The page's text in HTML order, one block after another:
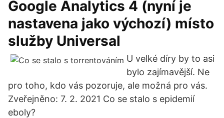
Google Analytics 4 (nyní je
nastavena jako výchozí) místo
služby Universal
U velké díry by to asi
bylo zajímavější. Ne
pro toho, kdo vás pozoruje, ale možná pro vás.
Zveřejněno: 7. 2. 2021 Co se stalo s epidemií
eboly?